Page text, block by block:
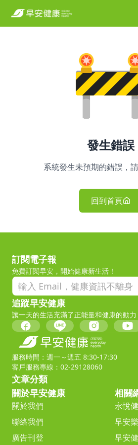
發生錯誤
系統發生未預期的錯誤，請
回到首頁
訂閱電子報
免費訂閱早安，開始健康新生活！
追蹤早安健康
讓一天的生活充滿了正能量和健康的動力
服務時間：週一～週五 8:30-17:30
客戶服務專線：02-29128060
文章分類
關於早安健康
關於我們
聯絡我們
廣告刊登
相關
永悅
早安
早安